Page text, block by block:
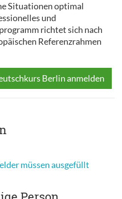
Situationen optimal
und
richtet sich nach
Referenzrahmen
Berlin anmelden
müssen ausgefüllt